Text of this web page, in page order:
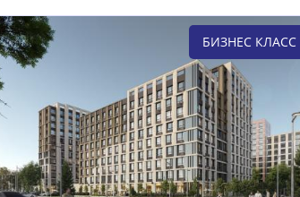
БИЗНЕС КЛАСС